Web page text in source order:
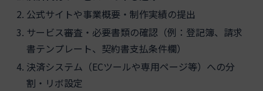
公式サイトや事業概要・制作実績の提出
サービス審査・必要書類の確認（例：登記簿、請求
書テンプレート、契約書支払条件欄）
決済システム（ECツールや専用ページ等）への分
割・リボ設定